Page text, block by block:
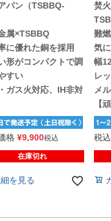
パン（TSBBQ-
属×TSBBQ
に優れた銅を採用
形がコンパクトで調
すい
ガス火対応、IH非対
格 ¥9,900税込
在庫切れ
を見る
焚
難
気
幅
レ
メ
【
税